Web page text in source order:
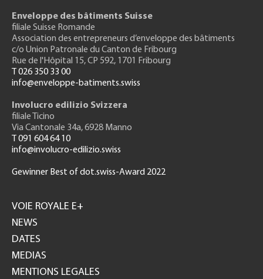
Enveloppe des bâtiments Suisse
filiale Suisse Romande
Association des entrepreneurs d’enveloppe des bâtiments
c/o Union Patronale du Canton de Fribourg
Rue de l'Hôpital 15, CP 592, 1701 Fribourg
T 026 350 33 00
info@enveloppe-batiments.swiss
Involucro edilizio Svizzera
filiale Ticino
Via Cantonale 34a, 6928 Manno
T 091 604 64 10
info@involucro-edilizio.swiss
Gewinner Best of dot.swiss-Award 2022
GH
VOIE ROYALE E+
NEWS
DATES
MEDIAS
MENTIONS LEGALES